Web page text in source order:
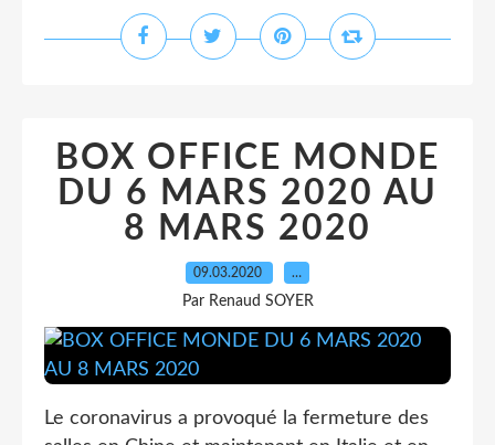
BOX OFFICE MONDE
DU 6 MARS 2020 AU
8 MARS 2020
09.03.2020 …
Par Renaud SOYER
Le coronavirus a provoqué la fermeture des